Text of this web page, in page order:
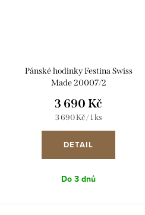
Pánské hodinky Festina Swiss
Made 20007/2
3 690 Kč
Měrná
cena:
3 690 Kč / 1 ks
DETAIL
Do 3 dnů